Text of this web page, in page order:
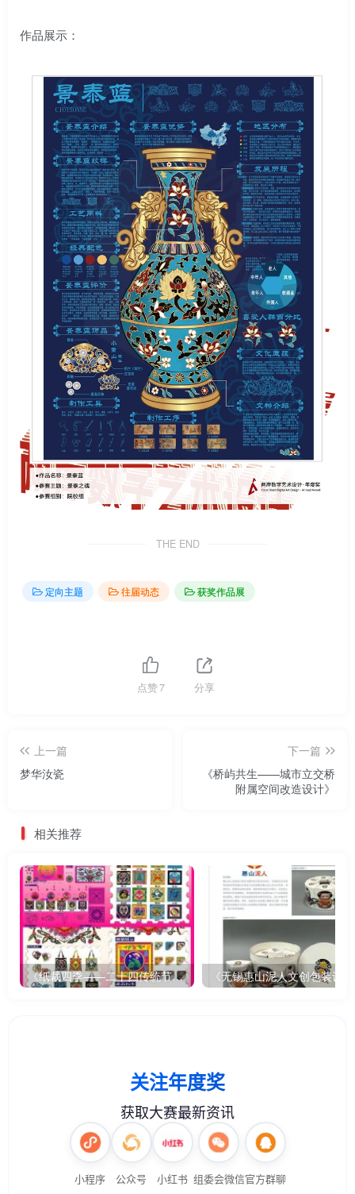
作品展示：
THE END
定向主题 往届动态 获奖作品展
点赞7 分享
上一篇
梦华汝瓷
下一篇
《桥屿共生——城市立交桥
附属空间改造设计》
相关推荐
《纸裁四季——二十四传统节气文创设计》 《无锡惠山泥人文创包装设